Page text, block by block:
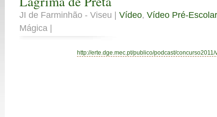
JI de Farminhão - Viseu | Vídeo, Vídeo Pré-Escolar
Mágica |
http://erte.dge.mec.pt/publico/podcast/